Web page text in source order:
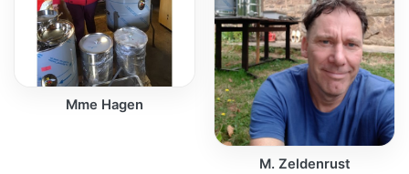
Mme Hagen
M. Zeldenrust